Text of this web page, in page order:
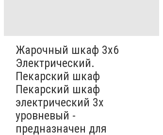
Жарочный шкаф 3х6
Электрический.
Пекарский шкаф
Пекарский шкаф
электрический 3х
уровневый -
предназначен для